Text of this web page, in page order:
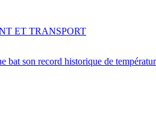
bat son record historique de
ET TRANSPORT